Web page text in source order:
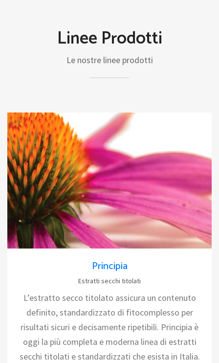
Linee Prodotti
Le nostre linee prodotti
Principia
Estratti secchi titolati
L’estratto secco titolato assicura un contenuto
definito, standardizzato di fitocomplesso per
risultati sicuri e decisamente ripetibili. Principia è
oggi la più completa e moderna linea di estratti
secchi titolati e standardizzati che esista in Italia.